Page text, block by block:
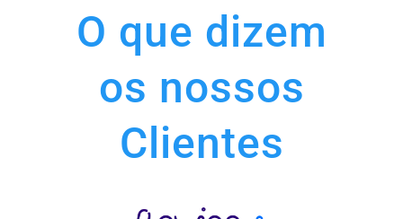
O que dizem
os nossos
Clientes